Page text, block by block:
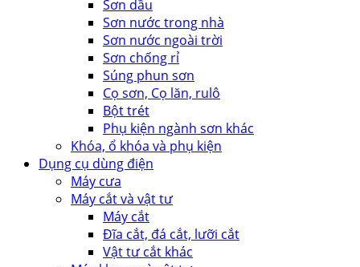
Sơn dầu
Sơn nước trong nhà
Sơn nước ngoài trời
Sơn chống rỉ
Súng phun sơn
Cọ sơn, Cọ lăn, rulô
Bột trét
Phụ kiện ngành sơn khác
Khóa, ổ khóa và phụ kiện
Dụng cụ dùng điện
Máy cưa
Máy cắt và vật tư
Máy cắt
Đĩa cắt, đá cắt, lưỡi cắt
Vật tư cắt khác